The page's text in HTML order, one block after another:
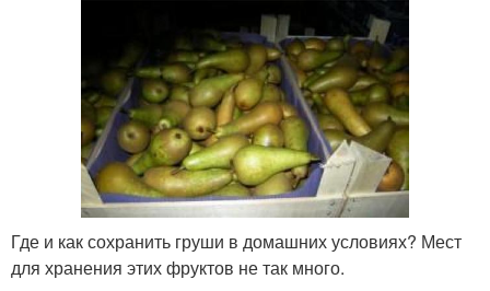
Где и как сохранить груши в домашних условиях? Мест
для хранения этих фруктов не так много.